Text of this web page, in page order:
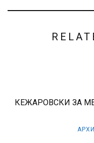
КЕЖАРОВСКИ ЗА